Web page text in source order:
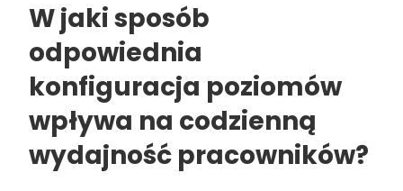
W jaki sposób
odpowiednia
konfiguracja poziomów
wpływa na codzienną
wydajność pracowników?